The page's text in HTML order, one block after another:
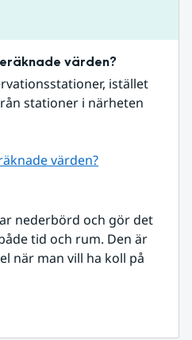
värden?
istället
stationer i närheten
värden?
nederbörd och gör det
tid och rum. Den är
när man vill ha koll på